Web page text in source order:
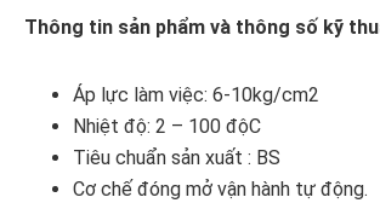
Thông tin sản phẩm và thông số kỹ
Áp lực làm việc: 6-10kg/cm2
Nhiệt độ: 2 – 100 độC
Tiêu chuẩn sản xuất : BS
Cơ chế đóng mở vận hành tự động.